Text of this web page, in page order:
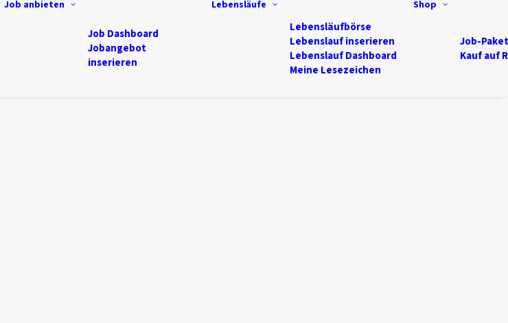
Job anbieten
Job Dashboard
Jobangebot
inserieren
Lebensläufe
Lebensläufbörse
Lebenslauf inserieren
Lebenslauf Dashboard
Meine Lesezeichen
Shop
Job-
Kauf auf